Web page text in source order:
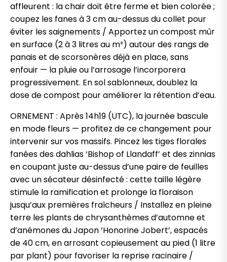
affleurent : la chair doit être ferme et bien colorée ;
coupez les fanes à 3 cm au-dessus du collet pour
éviter les saignements / Apportez un compost mûr
en surface (2 à 3 litres au m²) autour des rangs de
panais et de scorsonères déjà en place, sans
enfouir — la pluie ou l’arrosage l’incorporera
progressivement. En sol sablonneux, doublez la
dose de compost pour améliorer la rétention d’eau.
ORNEMENT : Après 14h19 (UTC), la journée bascule
en mode fleurs — profitez de ce changement pour
intervenir sur vos massifs. Pincez les tiges florales
fanées des dahlias ‘Bishop of Llandaff’ et des zinnias
en coupant juste au-dessus d’une paire de feuilles
avec un sécateur désinfecté : cette taille légère
stimule la ramification et prolonge la floraison
jusqu’aux premières fraîcheurs / Installez en pleine
terre les plants de chrysanthèmes d’automne et
d’anémones du Japon ‘Honorine Jobert’, espacés
de 40 cm, en arrosant copieusement au pied (1 litre
par plant) pour favoriser la reprise racinaire /